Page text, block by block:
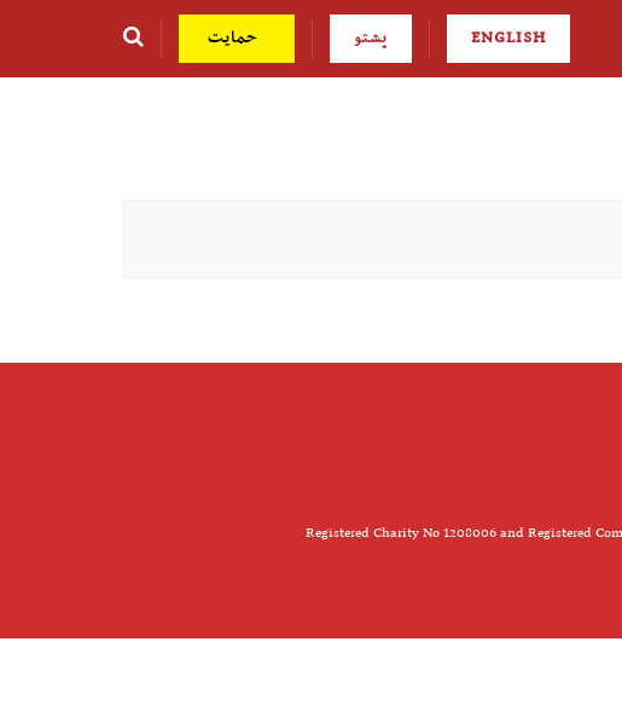
ENGLISH پشتو حمایت
Registered Charity No 1208006 and Registered